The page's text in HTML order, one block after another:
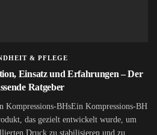
& PFLEGE
Einsatz und Erfahrungen – Der
Ratgeber
BHsEin Kompressions-BH
das gezielt entwickelt wurde, um
Druck zu stabilisieren und zu